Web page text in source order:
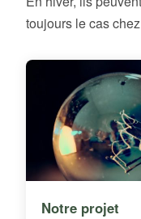
toujours le cas
Notre projet